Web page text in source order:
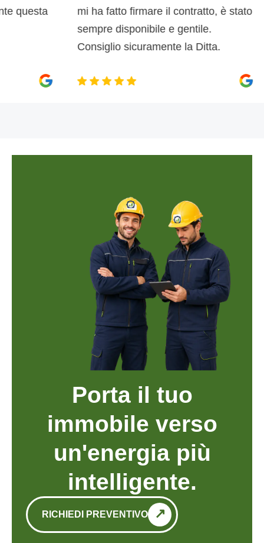
mi ha fatto firmare il contratto, è stato
sempre disponibile e gentile.
Consiglio sicuramente la Ditta.
Porta il tuo
immobile verso
un'energia più
intelligente.
RICHIEDI PREVENTIVO